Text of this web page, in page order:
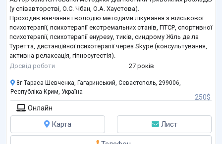
(у співавторстві, О.С. Чбан, О.А. Хаустова).
Проходив навчання і володію методами лікування з військової
психотерапії, психотерапії екстремальних станів, ПТСР, спортивної
психотерапії, психотерапії енурезу, тиків, синдрому Жіль де ла
Туретта, дистанційної психотерапії через Skype (консультування,
активна релаксація, гіпносугестія).
Корекція рухових розладів за спастичної форми ДЦП, паралічів
не...
Досвід роботи 27 років
250$
8г Тараса Шевченка, Гагаринський, Севастополь, 299006,
Республіка Крим, Україна
Онлайн
Карта
Лист